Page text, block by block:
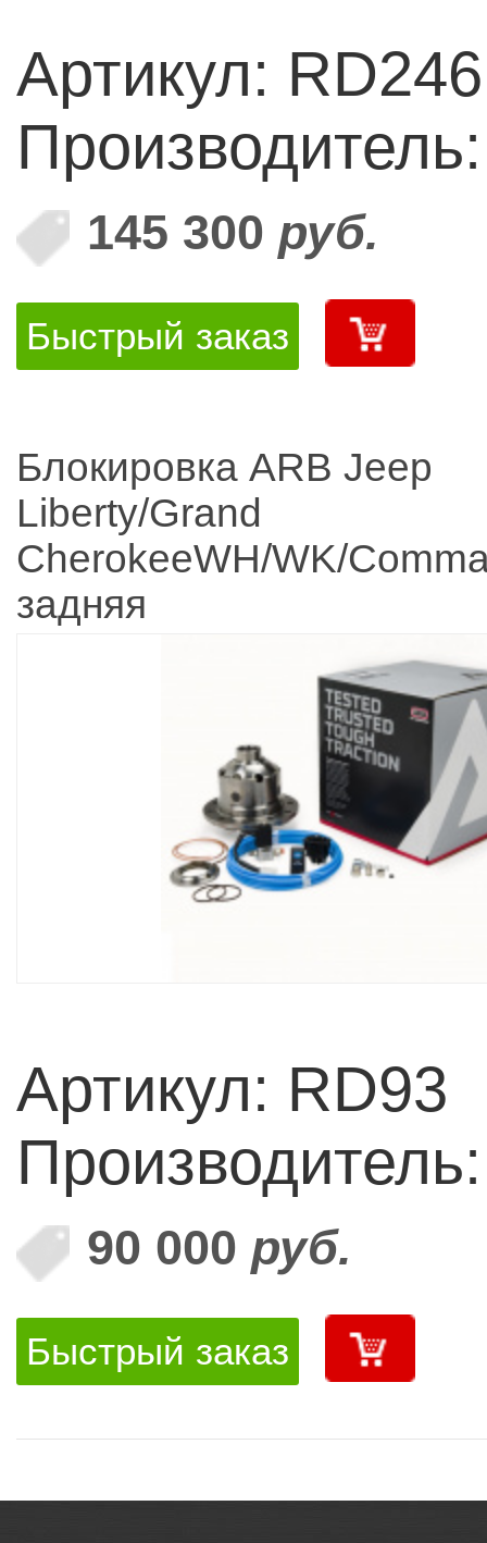
Артикул: RD246
145 300 руб.
Быстрый заказ
Блокировка ARB Jeep
Liberty/Grand
CherokeeWH/WK/
задняя
Артикул: RD93
90 000 руб.
Быстрый заказ